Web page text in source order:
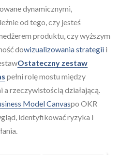
dynamicznymi,
od tego, czy jesteś
produktu, czy wyższym
dowizualizowania strategii i
Ostateczny zestaw
pełni rolę mostu między
rzeczywistością działającą.
Model Canvaspo OKR
identyfikować ryzyka i